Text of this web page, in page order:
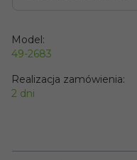
Model:
49-2683
Realizacja zamówienia:
2 dni